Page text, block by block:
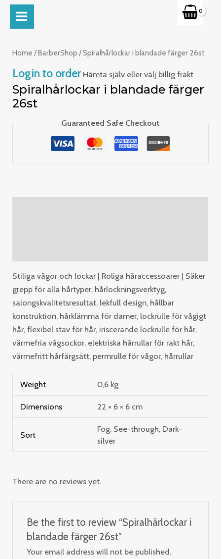
SkipMAIN
MENU
Home /BarberShop / Spiralhårlockar i blandade färger 26st
Login to order Hämta själv eller välj billig frakt
Spiralhårlockar i blandade färger
26st
Guaranteed Safe Checkout
Stiliga vågor och lockar | Roliga håraccessoarer | Säker
grepp för alla hårtyper, hårlockningsverktyg,
salongskvalitetsresultat, lekfull design, hållbar
konstruktion, hårklämma för damer, lockrulle för vågigt
hår, flexibel stav för hår, iriscerande lockrulle för hår,
värmefria vågsockor, elektriska hårrullar för rakt hår,
värmefritt hårfärgsätt, permrulle för vågor, hårrullar
Weight 0,6 kg
Dimensions 22 × 6 × 6 cm
Sort
Fog, See-through, Dark-
silver
There are no reviews yet.
Be the first to review “Spiralhårlockar i
blandade färger 26st”
Your email address will not be published.